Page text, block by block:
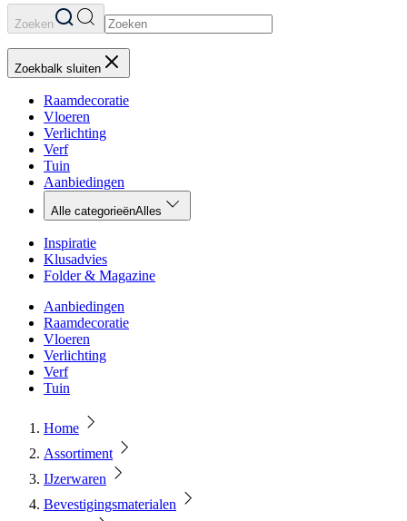
Zoeken
Zoekbalk sluiten
Raamdecoratie
Vloeren
Verlichting
Verf
Tuin
Aanbiedingen
Alle categorieënAlles
Inspiratie
Klusadvies
Folder & Magazine
Aanbiedingen
Raamdecoratie
Vloeren
Verlichting
Verf
Tuin
Home
Assortiment
IJzerwaren
Bevestigingsmaterialen